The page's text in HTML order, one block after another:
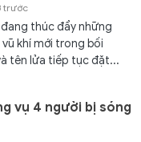
trước
thúc đẩy những
khí mới trong bối
tên lửa tiếp tục đặt...
vụ 4 người bị sóng